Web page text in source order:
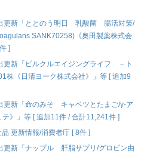
更新「ととのう明日 乳酸菌 腸活対策/
SANK70258)《奥田製薬株式会
]
更新「ピルクルエイジングライフ －ト
株《日清ヨーク株式会社》」等 [ 追加9
更新「命のみそ キャベツとたまご/γ-ア
》」等 [ 追加11件 / 合計11,241件 ]
更新情報/消費者庁 [ 8件 ]
更新「ナップル 肝脂サプリ/グロビン由